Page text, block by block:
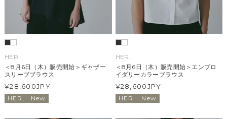
HER.
＜8月6日（木）販売開始＞ギャザー
スリーブブラウス
¥28,600JPY
HER. New
HER.
＜8月6日（木）販売開始＞エンブロ
イダリーカラーブラウス
¥28,600JPY
HER. New